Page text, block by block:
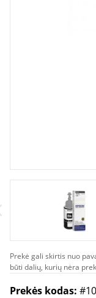
Prekė gali skirtis nuo
būti dalių, kurių nėra
Prekės kodas: